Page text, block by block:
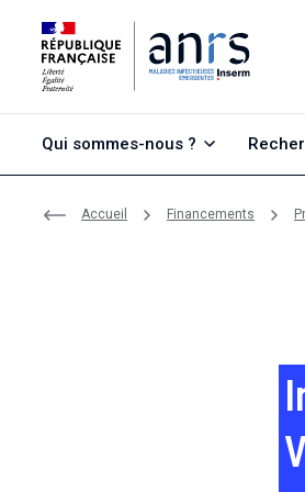
Qui sommes-nous ?
Accueil Financements